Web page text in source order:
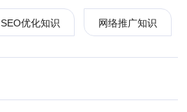
SEO优化知识 网络推广知识